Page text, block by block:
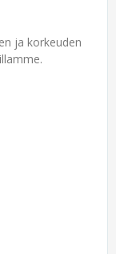
ja korkeuden